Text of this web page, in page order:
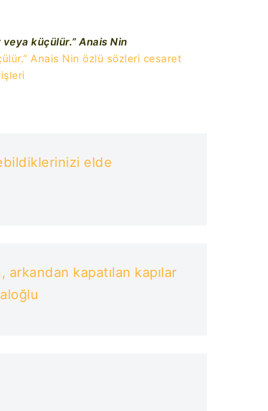
küçülür.” Anais Nin
elde
arkandan kapatılan kapılar